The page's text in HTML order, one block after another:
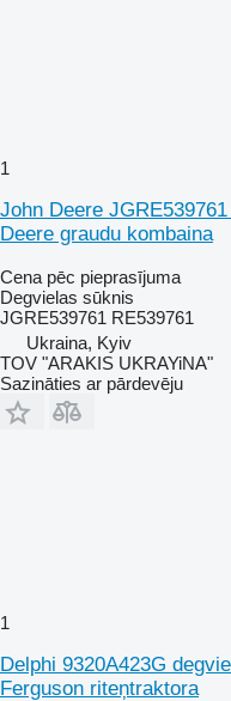
1
John Deere
Deere graudu kombaina
Cena pēc pieprasījuma
Degvielas sūknis
JGRE539761 RE539761
Ukraina, Kyiv
TOV "ARAKIS UKRAYiNA"
Sazināties ar pārdevēju
1
Delphi 9320A423G
Ferguson riteņtraktora